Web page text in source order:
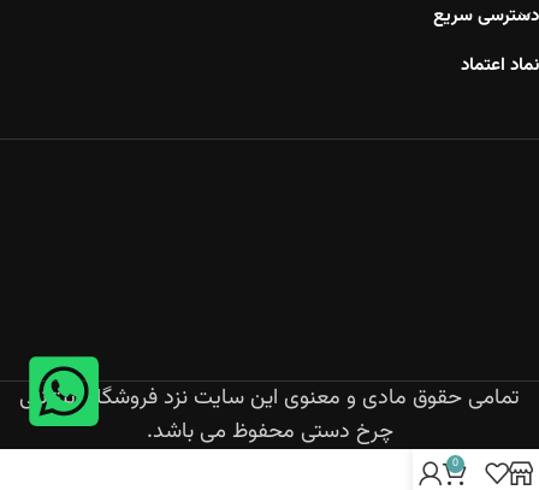
دسترسی سریع
نماد اعتماد
تمامی حقوق مادی و معنوی این سایت نزد فروشگاه اینترنتی
چرخ دستی محفوظ می باشد.
0